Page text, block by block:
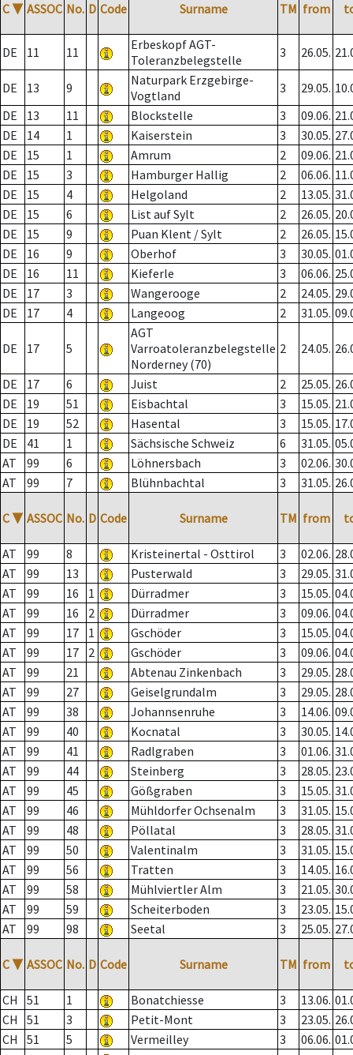
C ▼ ASSOC No. D Code Surname TM from
DE 11 11
Erbeskopf AGT-
Toleranzbelegstelle
3 26.05.
DE 13 9
Naturpark Erzgebirge-
Vogtland
3 29.05.
DE
13 11 Blockstelle 3 09.06.
DE
14 1 Kaiserstein 3 30.05.
DE
15 1 Amrum 2 09.06.
DE
15 3 Hamburger Hallig 2 06.06.
DE
15 4 Helgoland 2 13.05.
DE
15 6 List auf Sylt 2 26.05.
DE
15 9 Puan Klent / Sylt 2 26.05.
DE
16 9 Oberhof 3 30.05.
DE
16 11 Kieferle 3 06.06.
DE
17 3 Wangerooge 2 24.05.
DE
17 4 Langeoog 2 31.05.
DE 17 5
AGT
Varroatoleranzbelegstelle
Norderney (70)
2 24.05.
DE 17 6 Juist 2 25.05.
DE
19 51 Eisbachtal 3 15.05.
DE
19 52 Hasental 3 15.05.
DE
41 1 Sächsische Schweiz 6 31.05.
AT
99 6 Löhnersbach 3 02.06.
AT
99 7 Blühnbachtal 3 31.05.
C ▼ ASSOC No. D Code Surname TM from
AT 99 8 Kristeinertal - Osttirol 3 02.06.
AT
99 13 Pusterwald 3 29.05.
AT
99 16 1 Dürradmer 3 15.05.
AT
99 16 2 Dürradmer 3 09.06.
AT
99 17 1 Gschöder 3 15.05.
AT
99 17 2 Gschöder 3 09.06.
AT
99 21 Abtenau Zinkenbach 3 29.05.
AT
99 27 Geiselgrundalm 3 29.05.
AT
99 38 Johannsenruhe 3 14.06.
AT
99 40 Kocnatal 3 30.05.
AT
99 41 Radlgraben 3 01.06.
AT
99 44 Steinberg 3 28.05.
AT
99 45 Gößgraben 3 15.05.
AT
99 46 Mühldorfer Ochsenalm 3 31.05.
AT
99 48 Pöllatal 3 28.05.
AT
99 50 Valentinalm 3 31.05.
AT
99 56 Tratten 3 14.05.
AT
99 58 Mühlviertler Alm 3 21.05.
AT
99 59 Scheiterboden 3 23.05.
AT
99 98 Seetal 3 25.05.
C ▼ ASSOC No. D Code Surname TM from
CH 51 1 Bonatchiesse 3 13.06.
CH
51 3 Petit-Mont 3 23.05.
CH
51 5 Vermeilley 3 06.06.